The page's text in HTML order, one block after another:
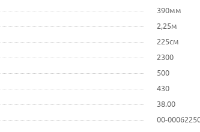
390мм
2,25м
225см
2300
500
430
38.00
00-